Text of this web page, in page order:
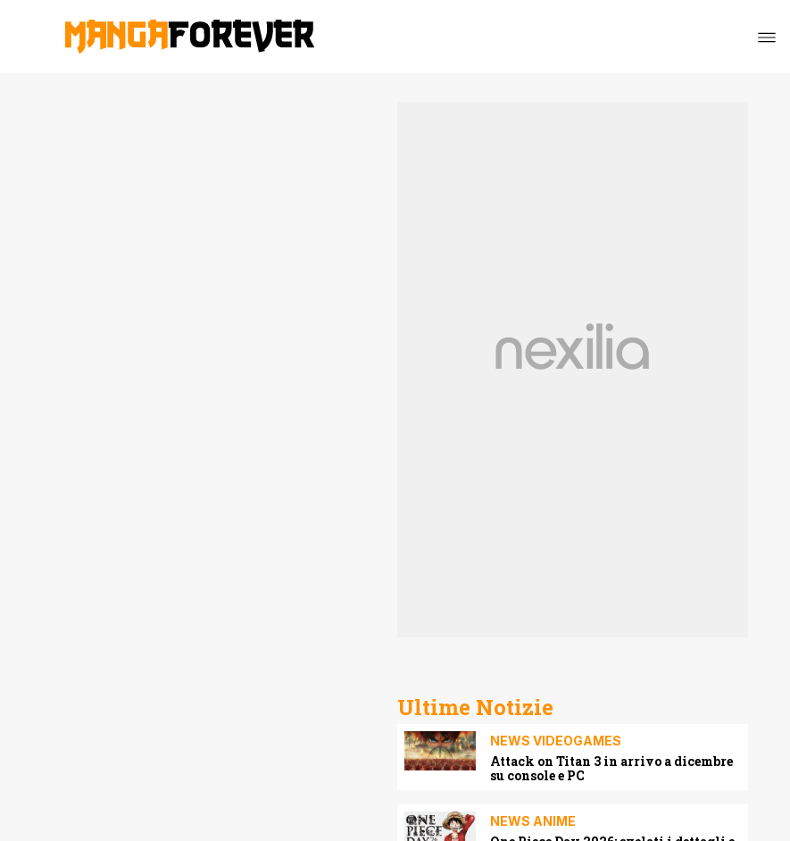
Ultime Notizie
NEWS VIDEOGAMES
Attack on Titan 3 in arrivo a dicembre
su console e PC
NEWS ANIME